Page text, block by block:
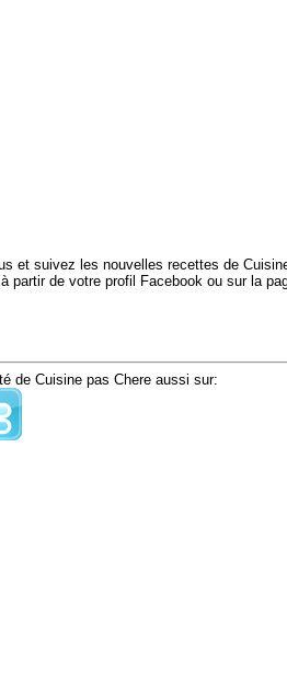
et suivez les nouvelles recettes de
à partir de votre profil Facebook ou sur la
de Cuisine pas Chere aussi sur: